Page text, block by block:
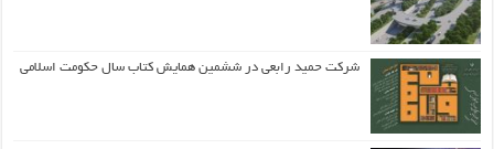
شرکت حمید رابعی در ششمین همایش کتاب سال حکومت اسلامی